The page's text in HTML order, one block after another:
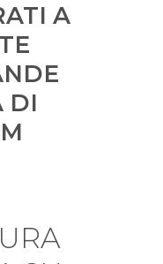
A
DI